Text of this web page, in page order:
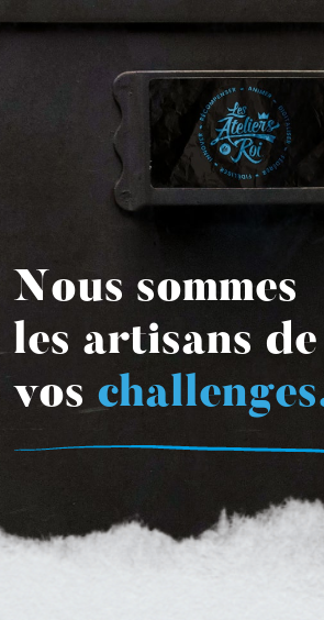
Nous sommes
les artisans de
vosincentives.